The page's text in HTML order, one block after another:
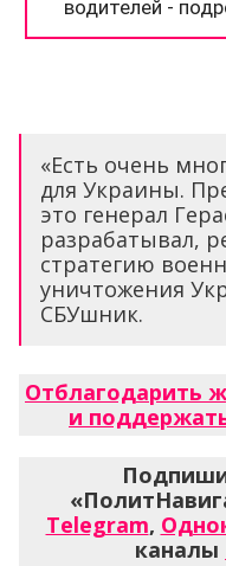
«Есть очень
для Украины.
это генерал
разрабатывал,
стратегию
уничтожения
СБУшник.
Отблагодарить
и
Telegram,
каналы